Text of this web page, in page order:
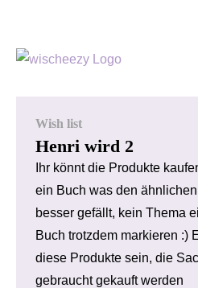
Wish list
Henri wird 2
Ihr könnt die Produkte
ein Buch was den
besser gefällt, kein Thema
Buch trotzdem markieren :)
diese Produkte sein, die
gebraucht gekauft werden